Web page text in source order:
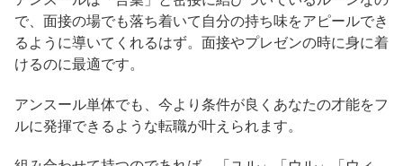
で、面接の場でも落ち着いて自分の持ち味をアピールでき
るように導いてくれるはず。面接やプレゼンの時に身に着
けるのに最適です。
アンスール単体でも、今より条件が良くあなたの才能をフ
ルに発揮できるような転職が叶えられます。